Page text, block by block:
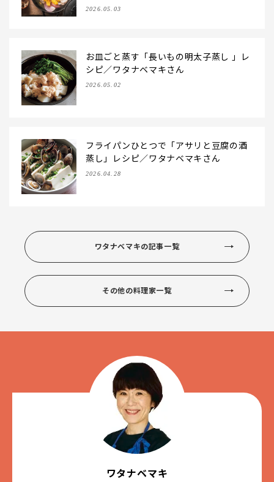
2026.05.03
お皿ごと蒸す「長いもの明太子蒸し 」レ
シピ／ワタナベマキさん
2026.05.02
フライパンひとつで「アサリと豆腐の酒
蒸し」レシピ／ワタナベマキさん
2026.04.28
ワタナベマキの記事一覧
その他の料理家一覧
ワタナベマキ